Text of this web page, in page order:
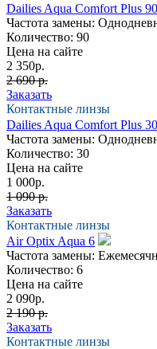
Dailies Aqua Comfort Plus 90
Частота замены:
Количество: 90
Цена на сайте
2 350р.
2 690 р.
Заказать
Контактные линзы
Dailies Aqua Comfort Plus 30
Частота замены:
Количество: 30
Цена на сайте
1 000р.
1 090 р.
Заказать
Контактные линзы
Air Optix Aqua 6
Частота замены:
Количество: 6
Цена на сайте
2 090р.
2 190 р.
Заказать
Контактные линзы